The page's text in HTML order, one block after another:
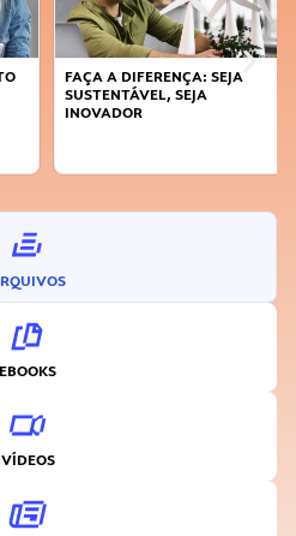
FAÇA A DIFERENÇA: SEJA
SUSTENTÁVEL, SEJA
INOVADOR
EBOOKS
VÍDEOS